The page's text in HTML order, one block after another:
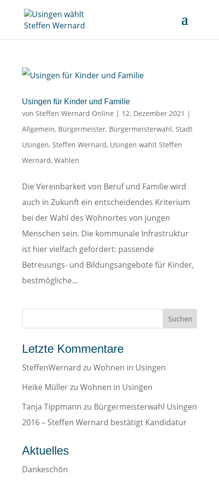
Usingen für Kinder und Familie
von Steffen Wernard Online | 12. Dezember 2021 |
Allgemein, Bürgermeister, Bürgermeisterwahl, Stadt
Usingen, Steffen Wernard, Usingen wählt Steffen
Wernard, Wahlen
Die Vereinbarkeit von Beruf und Familie wird
auch in Zukunft ein entscheidendes Kriterium
bei der Wahl des Wohnortes von jungen
Menschen sein. Die kommunale Infrastruktur
ist hier vielfach gefordert: passende
Betreuungs- und Bildungsangebote für Kinder,
bestmögliche...
Letzte Kommentare
SteffenWernard zu Wohnen in Usingen
Heike Müllerzu Wohnen in Usingen
Tanja Tippmann zu Bürgermeisterwahl Usingen
2016 – Steffen Wernard bestätigt Kandidatur
Aktuelles
Dankeschön